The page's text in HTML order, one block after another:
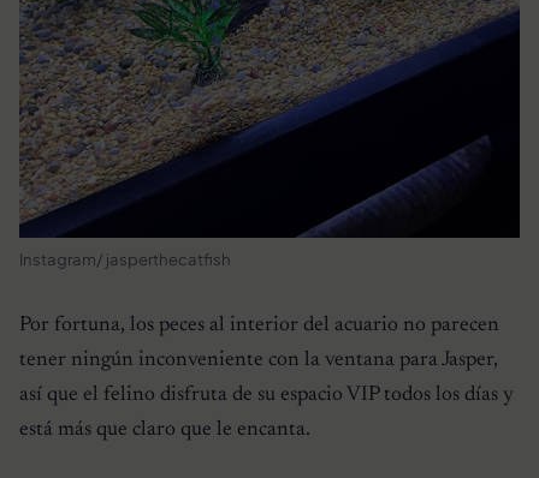
Instagram/ jasperthecatfish
Por fortuna, los peces al interior del acuario no parecen
tener ningún inconveniente con la ventana para Jasper,
así que el felino disfruta de su espacio VIP todos los días y
está más que claro que le encanta.